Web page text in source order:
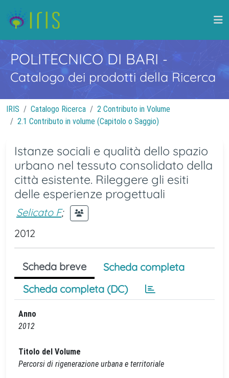
POLITECNICO DI BARI -
Catalogo dei prodotti della Ricerca
IRIS Catalogo Ricerca
2 Contributo in Volume
2.1 Contributo in volume (Capitolo o Saggio)
Istanze sociali e qualità dello spazio
urbano nel tessuto consolidato della
città esistente. Rileggere gli esiti
delle esperienze progettuali
Selicato F;
2012
Scheda breve
Scheda completa
Scheda completa (DC)
Anno
2012
Titolo del Volume
Percorsi di rigenerazione urbana e territoriale